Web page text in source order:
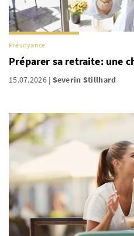
Prévoyance
Préparer sa retraite: une
15.07.2026 Severin Stillhard